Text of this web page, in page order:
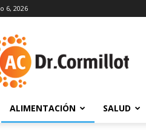
6, 2026
ALIMENTACIÓN SALUD